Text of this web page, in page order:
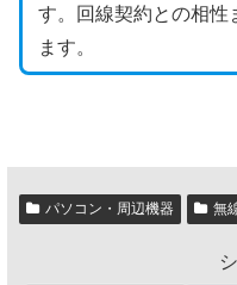
す。回線契約との相性
ます。
パソコン・周辺機器 無